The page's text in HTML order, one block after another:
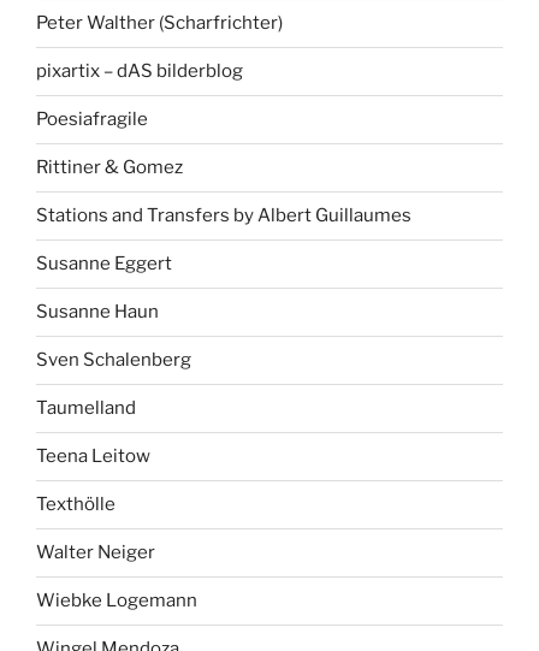
Peter Walther (Scharfrichter)
pixartix – dAS bilderblog
Poesiafragile
Rittiner & Gomez
Stations and Transfers by Albert Guillaumes
Susanne Eggert
Susanne Haun
Sven Schalenberg
Taumelland
Teena Leitow
Texthölle
Walter Neiger
Wiebke Logemann